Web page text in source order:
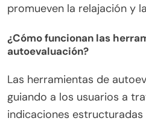
promueven la relajación y
¿Cómo funcionan las
autoevaluación?
Las herramientas de
guiando a los usuarios a
indicaciones